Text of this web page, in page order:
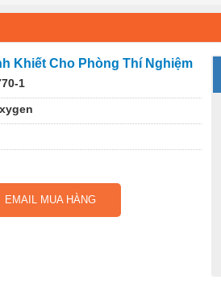
Khiết Cho Phòng Thí Nghiệm
1
EMAIL MUA HÀNG